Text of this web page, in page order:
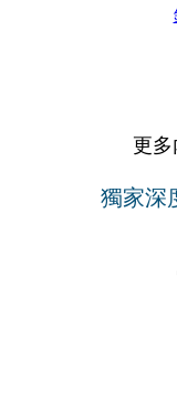
更
獨家深